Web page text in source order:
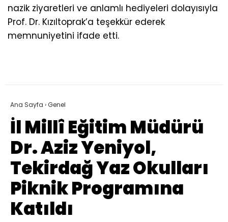
nazik ziyaretleri ve anlamlı hediyeleri dolayısıyla
Prof. Dr. Kızıltoprak’a teşekkür ederek
memnuniyetini ifade etti.
Ana Sayfa ›Genel
İl Millî Eğitim Müdürü
Dr. Aziz Yeniyol,
Tekirdağ Yaz Okulları
Piknik Programına
Katıldı